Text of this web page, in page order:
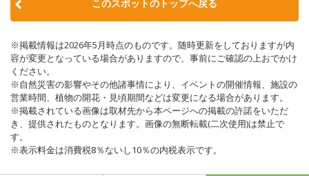
このスポットのトップへ戻る
※掲載情報は2026年5月時点のものです。随時更新をしておりますが内
容が変更となっている場合がありますので、事前にご確認の上おでかけ
ください。
※自然災害の影響やその他諸事情により、イベントの開催情報、施設の
営業時間、植物の開花・見頃期間などは変更になる場合があります。
※掲載されている画像は取材先から本ページへの掲載の許諾をいただ
き、提供されたものとなります。画像の無断転載(二次使用)は禁止で
す。
※表示料金は消費税8％ないし10％の内税表示です。